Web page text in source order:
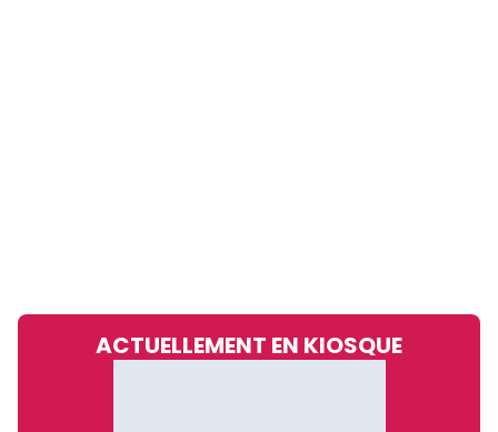
ACTUELLEMENT EN KIOSQUE